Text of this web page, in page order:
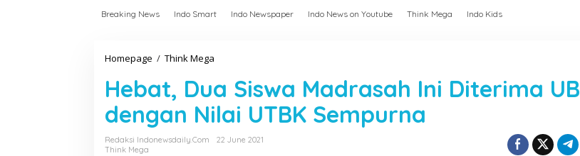
Breaking News Indo Smart Indo Newspaper Indo News on Youtube Think Mega Indo Kids
Homepage / Think Mega
b
a
D
Hebat, Dua Siswa Madrasah Ini Diterima UB
dengan Nilai UTBK Sempurna
Redaksi Indonewsdaily.com
22 June 2021
Think Mega